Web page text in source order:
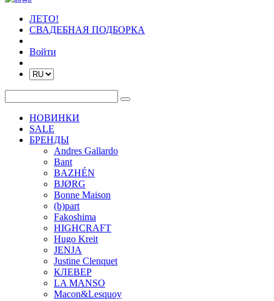
ЛЕТО!
СВАДЕБНАЯ ПОДБОРКА
Войти
НОВИНКИ
SALE
БРЕНДЫ
Andres Gallardo
Bant
BAZHÉN
BJØRG
Bonne Maison
(b)part
Fakoshima
HIGHCRAFT
Hugo Kreit
JENJA
Justine Clenquet
КЛЕВЕР
LA MANSO
Macon&Lesquoy